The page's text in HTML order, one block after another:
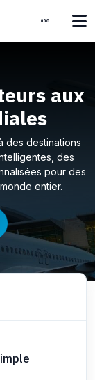
aux
des destinations
des
pour des
entier.